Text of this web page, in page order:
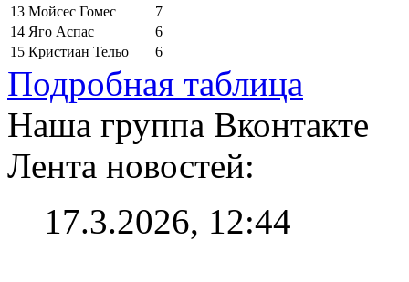
13 Мойсес Гомес
7
14 Яго Аспас
6
15 Кристиан Тельо 6
Подробная таблица
Наша группа Вконтакте
Лента новостей:
17.3.2026, 12:44